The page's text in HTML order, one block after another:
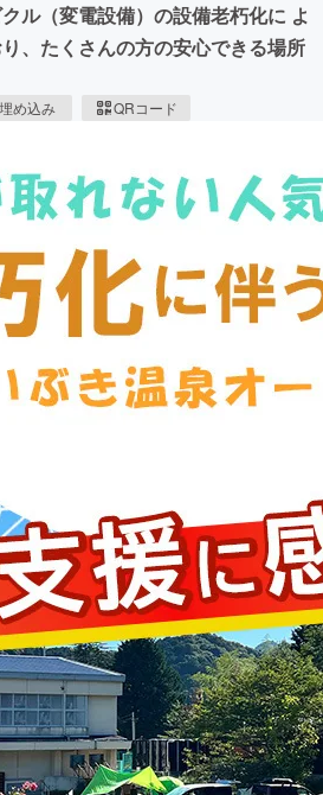
ル（変電設備）の設備老朽化に よ
、たくさんの方の安心できる場所
埋め込み QRコード